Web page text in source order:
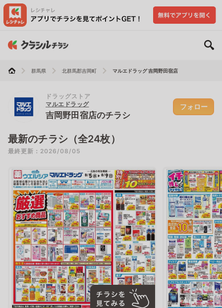
群馬県 北群馬郡吉岡町 マルエドラッグ 吉岡野田宿店
ドラッグストア
マルエドラッグ
吉岡野田宿店のチラシ
フォロー
最新のチラシ（全24枚）
最終更新：2026/08/05